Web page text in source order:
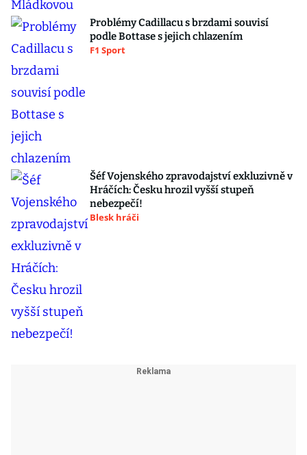
Problémy Cadillacu s brzdami souvisí
podle Bottase s jejich chlazením
F1 Sport
Šéf Vojenského zpravodajství exkluzivně v
Hráčích: Česku hrozil vyšší stupeň
nebezpečí!
Blesk hráči